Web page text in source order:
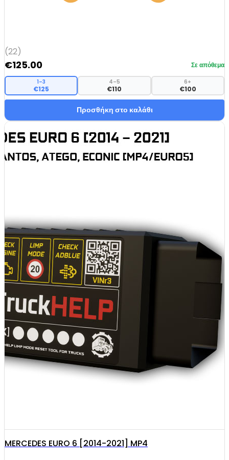
(22)
€125.00 Σε απόθεμα
1–3
€125
4–5
€110
6+
€100
Προσθήκη στο καλάθι
MERCEDES EURO 6 [2014-2021] MP4